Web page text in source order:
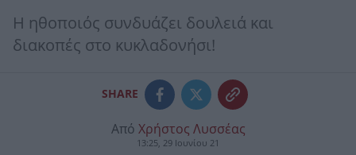
Η ηθοποιός συνδυάζει δουλειά και
διακοπές στο κυκλαδονήσι!
SHARE
Από Χρήστος Λυσσέας
13:25, 29 Ιουνίου 21